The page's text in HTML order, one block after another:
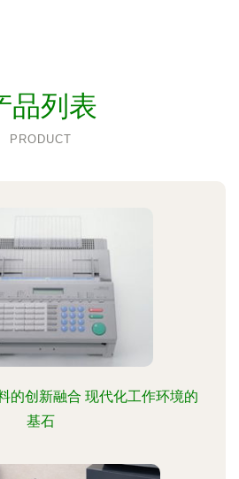
品列表
PRODUCT
的创新融合 现代化工作环境的
基石